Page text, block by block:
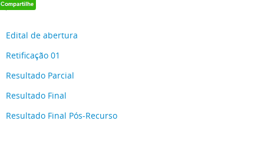
Edital de abertura
Retificação 01
Resultado Parcial
Resultado Final
Resultado Final Pós-Recurso